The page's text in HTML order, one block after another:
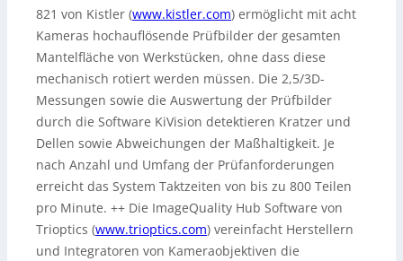
821 von Kistler (www.kistler.com) ermöglicht mit acht
Kameras hochauflösende Prüfbilder der gesamten
Mantelfläche von Werkstücken, ohne dass diese
mechanisch rotiert werden müssen. Die 2,5/3D-
Messungen sowie die Auswertung der Prüfbilder
durch die Software KiVision detektieren Kratzer und
Dellen sowie Abweichungen der Maßhaltigkeit. Je
nach Anzahl und Umfang der Prüfanforderungen
erreicht das System Taktzeiten von bis zu 800 Teilen
pro Minute. ++ Die ImageQuality Hub Software von
Trioptics (www.trioptics.com) vereinfacht Herstellern
und Integratoren von Kameraobjektiven die